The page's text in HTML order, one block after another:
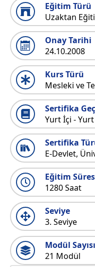
Eğitim Türü
Uzaktan
Onay Tarihi
24.10.2008
Kurs Türü
Mesleki ve
Sertifika
Yurt İçi - Yurt
Sertifika
E-Devlet,
Eğitim
1280 Saat
Seviye
3. Seviye
Modül Sayısı
21 Modül